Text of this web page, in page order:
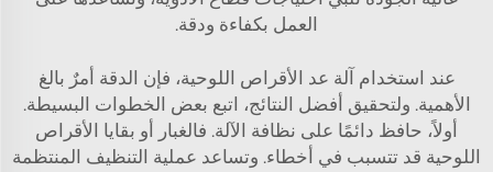
العمل بكفاءة ودقة.
عند استخدام آلة عد الأقراص اللوحية، فإن الدقة أمرٌ بالغ
الأهمية. ولتحقيق أفضل النتائج، اتبع بعض الخطوات البسيطة.
أولاً، حافظ دائمًا على نظافة الآلة. فالغبار أو بقايا الأقراص
اللوحية قد تتسبب في أخطاء. وتساعد عملية التنظيف المنتظمة